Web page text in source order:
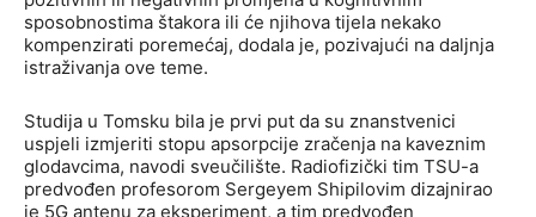
sposobnostima štakora ili će njihova tijela nekako
kompenzirati poremećaj, dodala je, pozivajući na daljnja
istraživanja ove teme.
Studija u Tomsku bila je prvi put da su znanstvenici
uspjeli izmjeriti stopu apsorpcije zračenja na kaveznim
glodavcima, navodi sveučilište. Radiofizički tim TSU-a
predvođen profesorom Sergeyem Shipilovim dizajnirao
je 5G antenu za eksperiment, a tim predvođen